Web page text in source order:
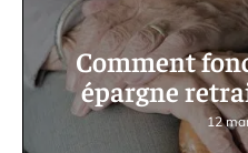
Comment
épargne
12